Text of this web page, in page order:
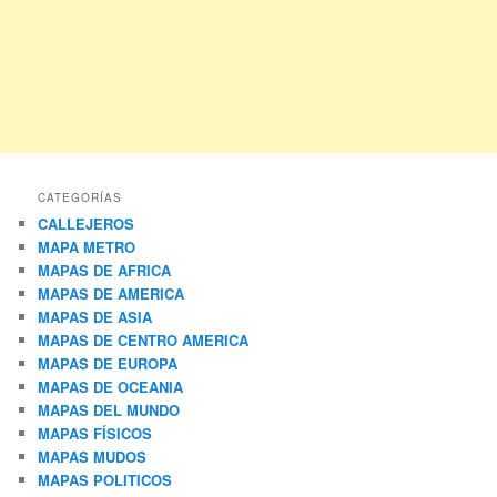
CATEGORÍAS
CALLEJEROS
MAPA METRO
MAPAS DE AFRICA
MAPAS DE AMERICA
MAPAS DE ASIA
MAPAS DE CENTRO AMERICA
MAPAS DE EUROPA
MAPAS DE OCEANIA
MAPAS DEL MUNDO
MAPAS FÍSICOS
MAPAS MUDOS
MAPAS POLITICOS